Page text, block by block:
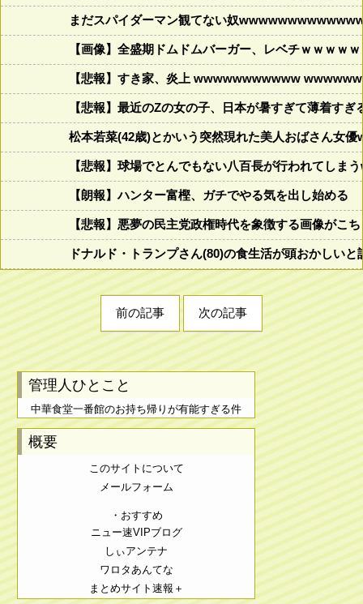
まだスパイダーマン観てない奴
【画像】全盛期ドムドムバーガー、レベチｗｗｗｗ
【悲報】すき家、炎上 wwwwwwwwwww
【悲報】最近のZの女の子、日本が暑すぎて薄着すぎ
松本若菜(42歳)とかいう突然現れた美人おばさん女優
【悲報】球場でとんでもない八百長が行われてし
【朗報】ハンター富樫、ガチでやる気を出し始める
【悲報】悪夢の民主党政権時代を象徴する画像がこ
ドナルド・トランプさん(80)の食生活が頭おかしい
前の記事 次の記事
管理人ひとこと
中華食堂一番館のお持ち帰りが有能すぎる件
概要
このサイトについて
メールフォーム
・おすすめ
ニュー速VIPブログ
しぃアンテナ
ワロタあんてな
まとめサイト速報＋